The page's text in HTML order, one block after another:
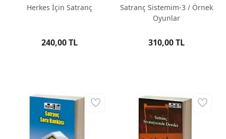
Herkes İçin Satranç
240,00 TL
Satranç Sistemim-3 / Örnek
Oyunlar
310,00 TL